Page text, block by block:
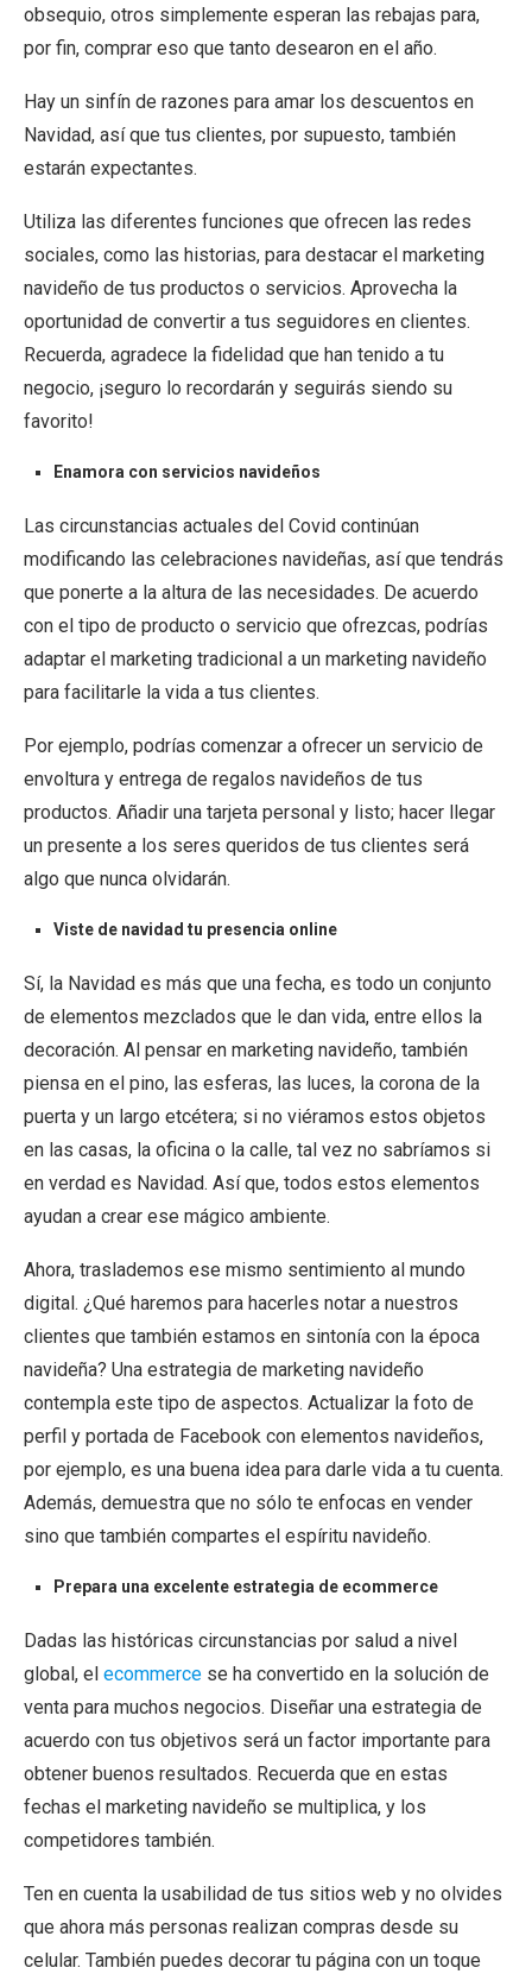
obsequio, otros simplemente esperan las rebajas para,
por fin, comprar eso que tanto desearon en el año.
Hay un sinfín de razones para amar los descuentos en
Navidad, así que tus clientes, por supuesto, también
estarán expectantes.
Utiliza las diferentes funciones que ofrecen las redes
sociales, como las historias, para destacar el marketing
navideño de tus productos o servicios. Aprovecha la
oportunidad de convertir a tus seguidores en clientes.
Recuerda, agradece la fidelidad que han tenido a tu
negocio, ¡seguro lo recordarán y seguirás siendo su
favorito!
Enamora con servicios navideños
Las circunstancias actuales del Covid continúan
modificando las celebraciones navideñas, así que tendrás
que ponerte a la altura de las necesidades. De acuerdo
con el tipo de producto o servicio que ofrezcas, podrías
adaptar el marketing tradicional a un marketing navideño
para facilitarle la vida a tus clientes.
Por ejemplo, podrías comenzar a ofrecer un servicio de
envoltura y entrega de regalos navideños de tus
productos. Añadir una tarjeta personal y listo; hacer llegar
un presente a los seres queridos de tus clientes será
algo que nunca olvidarán.
Viste de navidad tu presencia online
Sí, la Navidad es más que una fecha, es todo un conjunto
de elementos mezclados que le dan vida, entre ellos la
decoración. Al pensar en marketing navideño, también
piensa en el pino, las esferas, las luces, la corona de la
puerta y un largo etcétera; si no viéramos estos objetos
en las casas, la oficina o la calle, tal vez no sabríamos si
en verdad es Navidad. Así que, todos estos elementos
ayudan a crear ese mágico ambiente.
Ahora, traslademos ese mismo sentimiento al mundo
digital. ¿Qué haremos para hacerles notar a nuestros
clientes que también estamos en sintonía con la época
navideña? Una estrategia de marketing navideño
contempla este tipo de aspectos. Actualizar la foto de
perfil y portada de Facebook con elementos navideños,
por ejemplo, es una buena idea para darle vida a tu cuenta.
Además, demuestra que no sólo te enfocas en vender
sino que también compartes el espíritu navideño.
Prepara una excelente estrategia de ecommerce
Dadas las históricas circunstancias por salud a nivel
global, el ecommerce se ha convertido en la solución de
venta para muchos negocios. Diseñar una estrategia de
acuerdo con tus objetivos será un factor importante para
obtener buenos resultados. Recuerda que en estas
fechas el marketing navideño se multiplica, y los
competidores también.
Ten en cuenta la usabilidad de tus sitios web y no olvides
que ahora más personas realizan compras desde su
celular. También puedes decorar tu página con un toque